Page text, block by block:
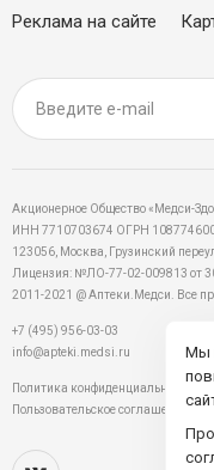
Реклама на сайте
Акционерное Общество «Медси-
ИНН 7710703674 ОГРН
123056, Москва, Грузинский
Лицензия: №ЛО-77-02-009813 от
2011-2021 @ Аптеки.Медси. Все
+7 (495) 956-03-03
info@apteki.medsi.ru
Политика конфиденциальности
Пользовательское соглашение
Мы